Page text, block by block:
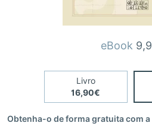
eBook
Livro
16,90€
Obtenha-o de forma gratuita com